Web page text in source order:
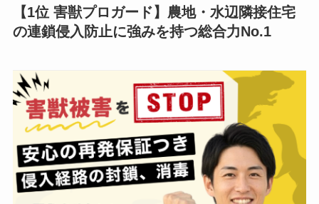
【1位 害獣プロガード】農地・水辺隣接住宅
の連鎖侵入防止に強みを持つ総合力No.1